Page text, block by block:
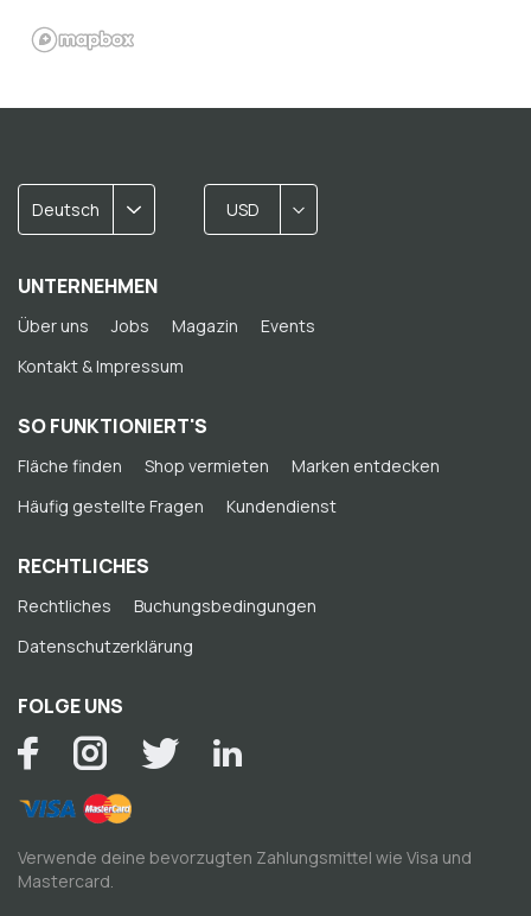
Deutsch USD
UNTERNEHMEN
Über uns Jobs Magazin
Events
Kontakt & Impressum
SO FUNKTIONIERT'S
Fläche finden Shop vermieten
Marken entdecken
Häufig gestellte Fragen
Kundendienst
RECHTLICHES
Rechtliches
Buchungsbedingungen
Datenschutzerklärung
FOLGE UNS
Verwende deine bevorzugten Zahlungsmittel wie Visa und
Mastercard.